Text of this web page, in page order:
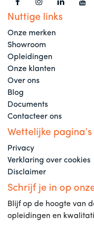
Nuttige links
Onze merken
Showroom
Opleidingen
Onze klanten
Over ons
Blog
Documents
Contacteer ons
Wettelijke pagina’s
Privacy
Verklaring over cookies
Disclaimer
Schrijf je in op
Blijf op de hoogte van
opleidingen en